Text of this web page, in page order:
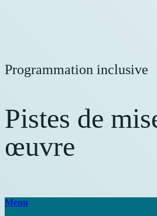
Programmation inclusive
Pistes de
œuvre
Menu